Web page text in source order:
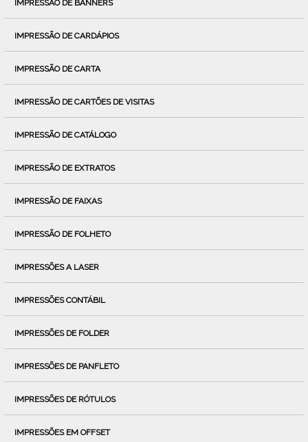
IMPRESSÃO DE BANNERS
IMPRESSÃO DE CARDÁPIOS
IMPRESSÃO DE CARTA
IMPRESSÃO DE CARTÕES DE VISITAS
IMPRESSÃO DE CATÁLOGO
IMPRESSÃO DE EXTRATOS
IMPRESSÃO DE FAIXAS
IMPRESSÃO DE FOLHETO
IMPRESSÕES A LASER
IMPRESSÕES CONTÁBIL
IMPRESSÕES DE FOLDER
IMPRESSÕES DE PANFLETO
IMPRESSÕES DE RÓTULOS
IMPRESSÕES EM OFFSET